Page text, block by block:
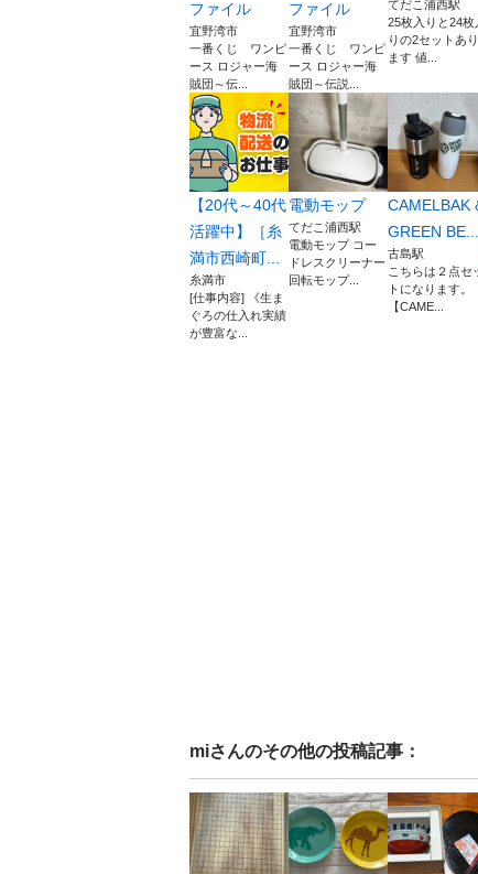
ファイル
宜野湾市
一番くじ ワンピ
ース ロジャー海
賊団～伝...
ファイル
宜野湾市
一番くじ ワンピ
ース ロジャー海
賊団～伝説...
てだこ浦西駅
25枚入りと24枚
りの2セットあり
ます 値...
【20代～40代
活躍中】［糸
満市西崎町...
糸満市
[仕事内容] 《生ま
ぐろの仕入れ実績
が豊富な...
電動モップ
てだこ浦西駅
電動モップ コー
ドレスクリーナー
回転モップ...
CAMELBAK
GREEN BE...
古島駅
こちらは２点セ
トになります。
【CAME...
miさんのその他の投稿記事：